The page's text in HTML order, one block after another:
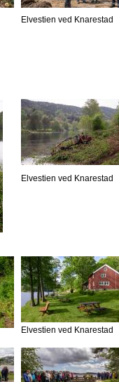
Elvestien ved Knarestad
Elvestien ved Knarestad
Elvestien ved Knarestad